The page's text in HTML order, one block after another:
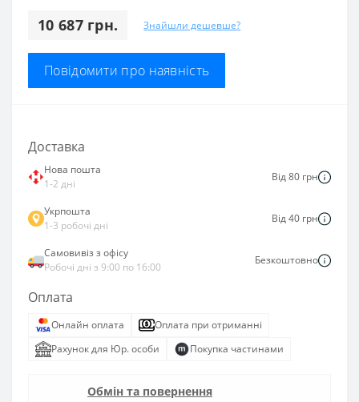
10 687 грн. Знайшли дешевше?
Повідомити про наявність
Доставка
Нова пошта
1-2 дні
Від 80 грн
Укрпошта
1-3 робочі дні
Від 40 грн
Самовивіз з офісу
Робочі дні з 9:00 по 16:00
Безкоштовно
Оплата
Онлайн оплата
Оплата при отриманні
Рахунок для Юр. особи
Покупка частинами
Обмін та повернення